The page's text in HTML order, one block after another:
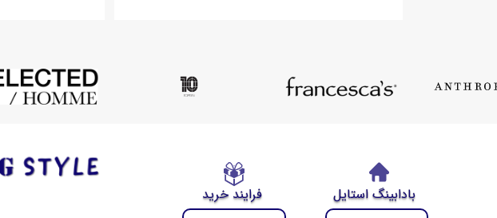
فرایند خرید بادابینگ استایل